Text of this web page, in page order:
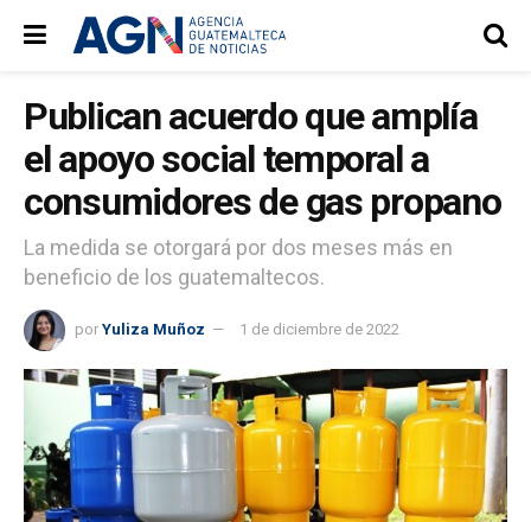
Publican acuerdo que amplía
el apoyo social temporal a
consumidores de gas propano
La medida se otorgará por dos meses más en
beneficio de los guatemaltecos.
por Yuliza Muñoz 1 de diciembre de 2022